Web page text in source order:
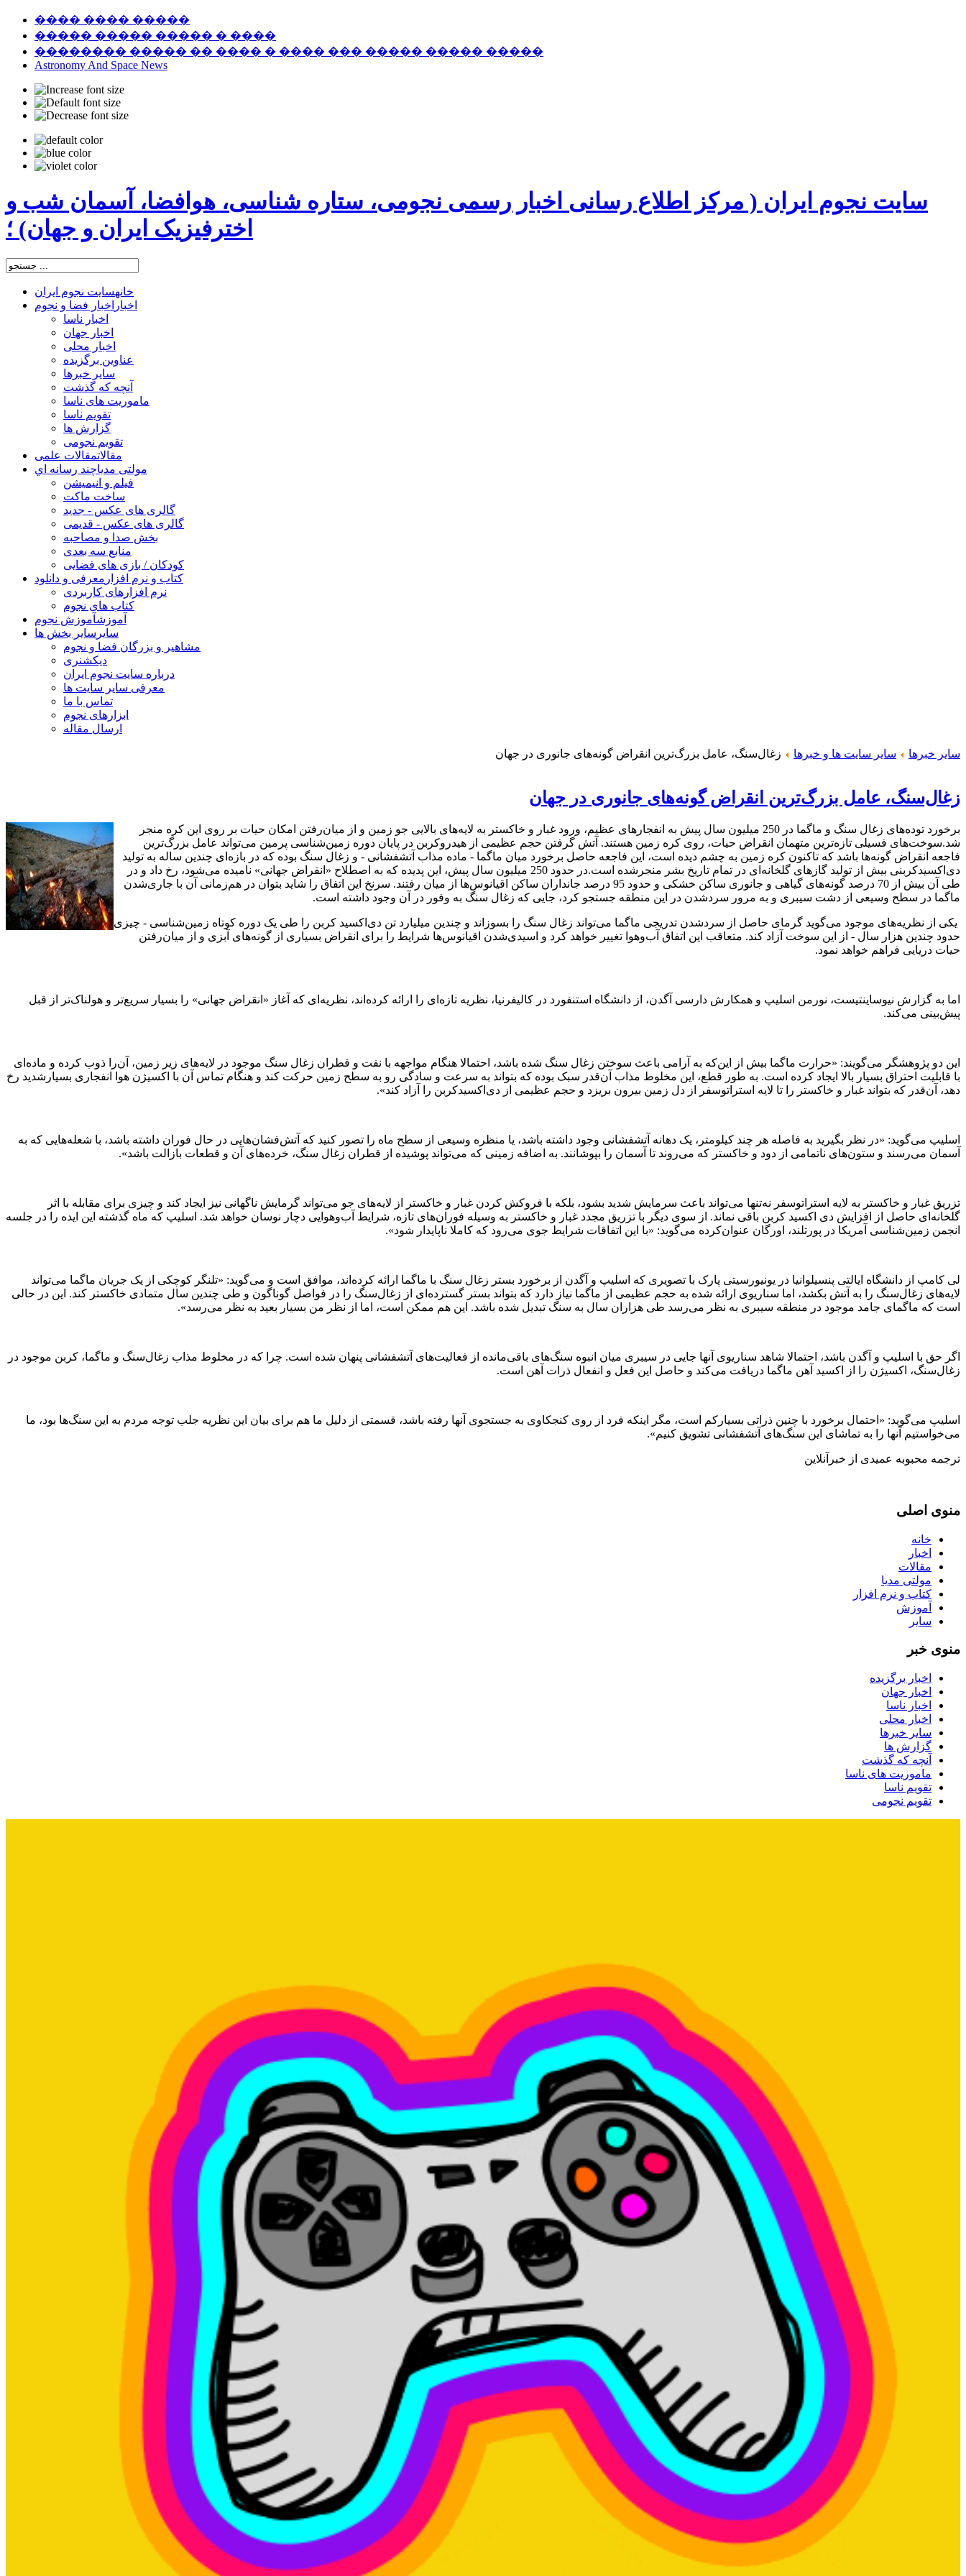
���� ���� �����
����� ����� ����� � ����
�������� ����� �� ���� � ���� ��� ����� ����� �����
Astronomy And Space News
سایت نجوم ایران ( مرکز اطلاع رسانی اخبار رسمی نجومی، ستاره شناسی، هوافضا، آسمان شب و
اخترفیزیک ایران و جهان) ؛
خانهسایت نجوم ایران
اخبار اخبار فضا و نجوم
اخبار ناسا
اخبار جهان
اخبار محلی
عناوین برگزیده
سایر خبرها
آنچه که گذشت
ماموریت های ناسا
تقویم ناسا
گزارش ها
تقویم نجومی
مقالاتمقالات علمی
مولتی مدیاچند رسانه اي
فیلم و انیمیشن
ساخت ماکت
گالری های عکس - جدید
گالری های عکس - قدیمی
بخش صدا و مصاحبه
منابع سه بعدی
کودکان / بازی های فضایی
کتاب و نرم افزار معرفی و دانلود
نرم افزارهای کاربردی
کتاب های نجوم
آموزشآموزش نجوم
سایر سایر بخش ها
مشاهیر و بزرگان فضا و نجوم
دیکشنری
درباره سایت نجوم ایران
معرفی سایر سایت ها
تماس با ما
ابزارهای نجوم
ارسال مقاله
سایر خبرها سایر سایت ها و خبرها زغال‌سنگ، عامل بزرگ‌ترین انقراض گونه‌های جانوری در جهان
زغال‌سنگ، عامل بزرگ‌ترین انقراض گونه‌های جانوری در جهان
برخورد توده‌های زغال سنگ و ماگما در 250 میلیون سال پیش به انفجارهای عظیم، ورود غبار و خاکستر به لایه‌های بالایی جو زمین و از میان‌رفتن امکان حیات بر روی این کره منجر
شد.سوخت‌های فسیلی تازه‌ترین متهمان انقراض حیات، روی کره زمین هستند. آتش گرفتن حجم عظیمی از هیدروکربن در پایان دوره زمین‌شناسی پرمین می‌تواند عامل بزرگ‌ترین
فاجعه انقراض گونه‌ها باشد که تاکنون کره زمین به چشم دیده است، این فاجعه حاصل برخورد میان ماگما - ماده مذاب آتشفشانی - و زغال سنگ بوده که در بازه‌ای چندین ساله به تولید
دی‌اکسیدکربنی بیش از تولید گازهای گلخانه‌ای در تمام تاریخ بشر منجر‌شده است.در حدود 250 میلیون سال پیش، این پدیده که به اصطلاح «انقراض جهانی» نامیده می‌شود، رخ داد و در
طی آن بیش از 70 درصد گونه‌های گیاهی و جانوری ساکن خشکی و حدود 95 درصد جانداران ساکن اقیانوس‌ها از میان رفتند. سرنخ این اتفاق را شاید بتوان در هم‌زمانی آن با جاری‌شدن
ماگما در سطح وسیعی از دشت سیبری و به مرور سرد‌شدن در این منطقه جستجو کرد، جایی که زغال‌ سنگ به وفور در آن وجود داشته است.
یکی از نظریه‌های موجود می‌گوید گرمای حاصل از سرد‌شدن تدریجی ماگما می‌تواند زغال سنگ را بسوزاند و چندین میلیارد تن دی‌اکسید کربن را طی یک دوره کوتاه زمین‌شناسی - چیزی
حدود چندین هزار سال - از این سوخت آزاد کند. متعاقب این اتفاق آب‌وهوا تغییر خواهد کرد و اسیدی‌شدن اقیانوس‌ها شرایط را برای انقراض‌ بسیاری از گونه‌های آبزی و از میان‌رفتن
حیات دریایی فراهم خواهد نمود.
اما به گزارش نیوساینتیست، نورمن اسلیپ و همکارش دارسی آگدن، از دانشگاه استنفورد در کالیفرنیا، نظریه تازه‌ای را ارائه کرده‌اند، نظریه‌ای که آغاز «انقراض جهانی» را بسیار سریع‌تر و هولناک‌تر از قبل
پیش‌بینی می‌کند.
این دو پژوهشگر می‌گویند: «حرارت ماگما بیش از این‌که به آرامی باعث سوختن زغال سنگ شده باشد، احتمالا هنگام مواجهه با نفت و قطران زغال سنگ موجود در لایه‌های زیر زمین، آن‌را ذوب کرده و ماده‌ای
با قابلیت احتراق بسیار بالا ایجاد کرده است. به طور قطع، این مخلوط مذاب آن‌قدر سبک بوده که بتواند به سرعت و سادگی رو به سطح زمین حرکت کند و هنگام تماس آن با اکسیژن هوا انفجاری بسیار‌شدید رخ
دهد، آن‌قدر که بتواند غبار و خاکستر را تا لایه استراتوسفر از دل زمین بیرون بریزد و حجم عظیمی از دی‌اکسیدکربن را آزاد کند».
اسلیپ می‌گوید: «در نظر بگیرید به فاصله هر چند کیلومتر، یک دهانه آتشفشانی وجود داشته باشد، یا منظره وسیعی از سطح ماه را تصور کنید که آتش‌فشان‌هایی در حال فوران داشته باشد، با شعله‌هایی که به
آسمان می‌رسند و ستون‌های ناتمامی از دود و خاکستر که می‌روند تا آسمان را بپوشانند. به اضافه زمینی که می‌تواند پوشیده از قطران زغال سنگ، خرده‌های آن و قطعات بازالت باشد».
تزریق غبار و خاکستر به لایه استراتوسفر نه‌تنها می‌تواند باعث سرمایش شدید بشود، بلکه با فروکش کردن غبار و خاکستر از لایه‌های جو می‌تواند گرمایش ناگهانی نیز ایجاد کند و چیزی برای مقابله با اثر
گلخانه‌ای حاصل از افزایش دی اکسید کربن باقی نماند. از سوی دیگر با تزریق مجدد غبار و خاکستر به وسیله فوران‌های تازه، شرایط آب‌وهوایی دچار نوسان خواهد شد. اسلیپ که ماه گذشته این ایده را در جلسه
انجمن زمین‌شناسی آمریکا در پورتلند، اورگان عنوان‌کرده می‌گوید: «با این اتفاقات شرایط جوی می‌رود که کاملا ناپایدار شود».
لی کامپ از دانشگاه ایالتی پنسیلوانیا در یونیورسیتی پارک با تصویری که اسلیپ و آگدن از برخورد بستر زغال سنگ با ماگما ارائه کرده‌اند، موافق است و می‌گوید: «تلنگر کوچکی از یک جریان ماگما می‌تواند
لایه‌های زغال‌سنگ را به آتش بکشد، اما سناریوی ارائه شده به حجم عظیمی از ماگما نیاز دارد که بتواند بستر گسترده‌ای از زغال‌سنگ را در فواصل گوناگون و طی چندین سال متمادی خاکستر کند. این در حالی
است که ماگمای جامد موجود در منطقه سیبری به نظر می‌رسد طی هزاران سال به سنگ تبدیل شده باشد. این هم ممکن است، اما از نظر من بسیار ‌بعید به نظر می‌رسد».
اگر حق با اسلیپ و آگدن باشد، احتمالا شاهد سناریوی آنها جایی در سیبری میان انبوه سنگ‌های باقی‌مانده از فعالیت‌های آتشفشانی پنهان شده است. چرا که در مخلوط مذاب زغال‌سنگ و ماگما، کربن موجود در
زغال‌سنگ، اکسیژن را از اکسید آهن ماگما دریافت می‌کند و حاصل این فعل و انفعال ذرات آهن است.
اسلیپ می‌گوید: «احتمال برخورد با چنین ذراتی بسیار‌کم است، مگر اینکه فرد از روی کنجکاوی به جستجوی آنها رفته باشد، قسمتی از دلیل ما هم برای بیان این نظریه جلب توجه مردم به این سنگ‌ها بود، ما
می‌خواستیم آنها را به تماشای این سنگ‌های آتشفشانی تشویق کنیم».
ترجمه محبوبه عمیدی از خبرآنلاین
منوی اصلی
خانه
اخبار
مقالات
مولتی مدیا
کتاب و نرم افزار
آموزش
سایر
منوی خبر
اخبار برگزیده
اخبار جهان
اخبار ناسا
اخبار محلی
سایر خبرها
گزارش ها
آنچه که گذشت
ماموریت های ناسا
تقویم ناسا
تقویم نجومی